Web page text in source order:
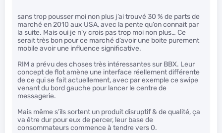
sans trop pousser moi non plus j’ai trouvé 30 % de parts de
marché en 2010 aux USA, avec la pente qu’on connait par
la suite. Mais oui je n’y crois pas trop moi non plus… Ce
serait très bon pour ce marché d’avoir une boite purement
mobile avoir une influence significative.
RIM a prévu des choses très intéressantes sur BBX. Leur
concept de flot amène une interface réellement différente
de ce qui se fait actuellement, avec par exemple ce swipe
venant du bord gauche pour lancer le centre de
messagerie.
Mais même s’ils sortent un produit disruptif & de qualité, ça
va être dur pour eux de percer, leur base de
consommateurs commence à tendre vers 0.